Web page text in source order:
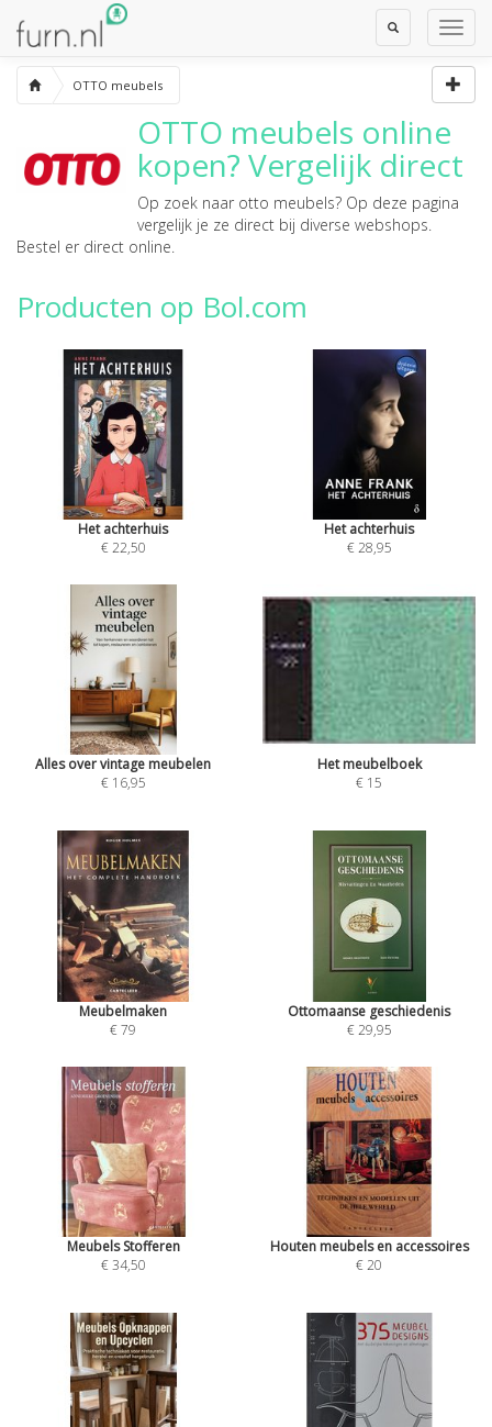
Toggle
Search
OTTO meubels
OTTO meubels online
kopen? Vergelijk direct
Op zoek naar otto meubels? Op deze pagina
vergelijk je ze direct bij diverse webshops.
Bestel er direct online.
Producten op Bol.com
Het achterhuis
€ 22,50
Het achterhuis
€ 28,95
Alles over vintage meubelen
€ 16,95
Het meubelboek
€ 15
Meubelmaken
€ 79
Ottomaanse geschiedenis
€ 29,95
Meubels Stofferen
€ 34,50
Houten meubels en accessoires
€ 20